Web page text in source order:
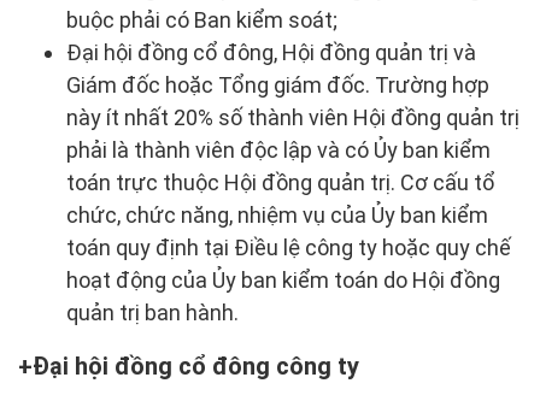
buộc phải có Ban kiểm soát;
Đại hội đồng cổ đông, Hội đồng quản trị và
Giám đốc hoặc Tổng giám đốc. Trường hợp
này ít nhất 20% số thành viên Hội đồng quản trị
phải là thành viên độc lập và có Ủy ban kiểm
toán trực thuộc Hội đồng quản trị. Cơ cấu tổ
chức, chức năng, nhiệm vụ của Ủy ban kiểm
toán quy định tại Điều lệ công ty hoặc quy chế
hoạt động của Ủy ban kiểm toán do Hội đồng
quản trị ban hành.
Đại hội đồng cổ đông công ty